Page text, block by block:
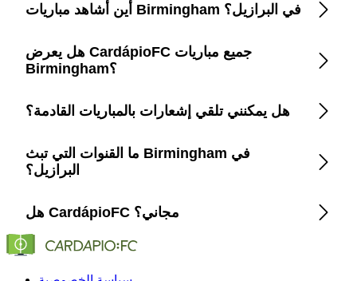
أين أشاهد مباريات Birmingham في البرازيل؟
استخدم تطبيق CardápioFC لرؤية قائمة فورية بالقنوات
هل يعرض CardápioFC جميع مباريات
Birmingham؟
نعم، CardápioFC يغطي كل مباراة تبثها القنوات الرسمية أو
هل يمكنني تلقي إشعارات بالمباريات القادمة؟
نعم، فعّل التذكيرات داخل التطبيق لتحصل على تنبيه قبل
كل مباراة.
ما القنوات التي تبث Birmingham في
البرازيل؟
CardápioFC يذكر بدقة القنوات والمنصات (Globo، SporTV،
هل CardápioFC مجاني؟